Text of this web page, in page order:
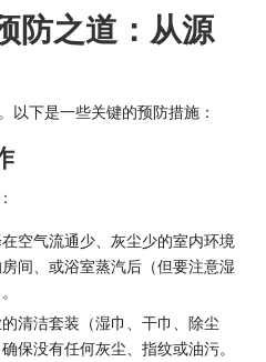
防之道：从源
以下是一些关键的预防措施：
空气流通少、灰尘少的室内环境
间、或浴室蒸汽后（但要注意湿
清洁套装（湿巾、干巾、除尘
保没有任何灰尘、指纹或油污。